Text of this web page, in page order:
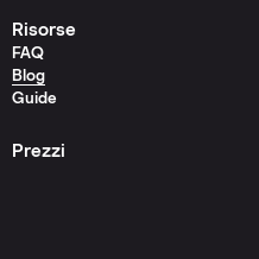
Risorse
FAQ
Blog
Guide
Prezzi